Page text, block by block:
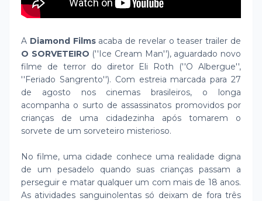
A Diamond Filmsacaba de revelar o teaser trailer de
O SORVETEIRO (''Ice Cream Man''), aguardado novo
filme de terror do diretor Eli Roth (''O Albergue'',
''Feriado Sangrento''). Com estreia marcada para 27
de agosto nos cinemas brasileiros, o longa
acompanha o surto de assassinatos promovidos por
crianças de uma cidadezinha após tomarem o
sorvete de um sorveteiro misterioso.
No filme, uma cidade conhece uma realidade digna
de um pesadelo quando suas crianças passam a
perseguir e matar qualquer um com mais de 18 anos.
As atividades sanguinolentas só deixam de fora três